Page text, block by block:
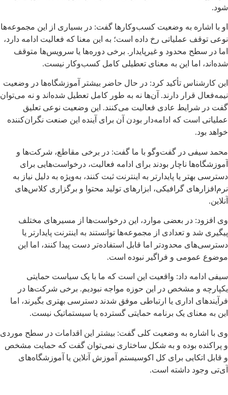
شود.
او با اشاره به وضعیت کسب‌وکارها گفت: در بسیاری از این مجموعه‌ها
نوعی توقف عملیاتی رخ داده است؛ به این معنا که فعالیت ادامه دارد،
اما در سطح محدود و غیرپایدار. برخی دوره‌ها یا سرویس‌ها متوقف
شده‌اند، اما این به معنای تعطیلی کامل کسب‌وکار نیست.
این کارشناس تأکید کرد: در حال حاضر بیشتر آموزشگاه‌ها در وضعیت
نیمه‌فعال قرار دارند. آن‌ها نه به طور کامل تعطیل شده‌اند و نه می‌توان
گفت در شرایط عادی فعالیت می‌کنند. این وضعیت نوعی تعلیق
عملیاتی است که ادامه‌دار بودن آن برای آینده این صنعت نگران‌کننده
خواهد بود.
محمد سیفی در گفت‌وگو با ما گفت: در برخی مقاطع، شرکت‌ها و
آموزشگاه‌ها ناچار بودند برای ادامه فعالیت، درخواست‌هایی برای
دسترسی بهتر یا پایدارتر به اینترنت ثبت کنند، به‌ویژه به دلیل نیاز به
نرم‌افزارهای گرافیکی، ابزارهای تولید محتوا و برگزاری کلاس‌های
آنلاین.
وی افزود: در بعضی موارد، این درخواست‌ها از مسیرهای مختلف
پیگیری شد و تعدادی از مجموعه‌ها توانستند به اینترنت پایدارتر یا
دسترسی‌های محدودتر اما قابل استفاده‌تر دست پیدا کنند، اما این
موضوع عمومی و فراگیر نبوده است.
سیفی ادامه داد: واقعیت این است که ما با یک سیاست حمایتی
یکپارچه و مشخص در این حوزه مواجه نبودیم. برخی شرکت‌ها در
فرآیندهای اداری یا ارتباطی موفق شدند دسترسی بهتری بگیرند، اما
این به معنای یک برنامه حمایتی گسترده یا سیستماتیک نیست.
وی با اشاره به وضعیت کلی گفت: بیشتر این اقدامات در سطح موردی
و پراکنده بوده و به شکل ساختاری نمی‌توان گفت که حمایت مشخص
و قابل اتکایی برای کل اکوسیستم آموزش آنلاین یا آموزشگاه‌های
آی‌تی وجود داشته است.